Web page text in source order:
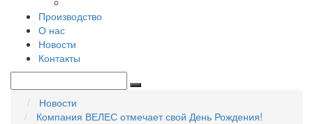
Производство
О нас
Новости
Контакты
Новости
Компания ВЕЛЕС отмечает свой День Рождения!